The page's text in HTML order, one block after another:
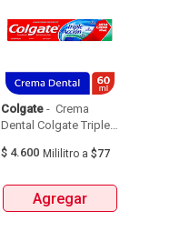
Colgate - Crema
Dental Colgate Triple
$ 4.600 Mililitro a $77
Agregar